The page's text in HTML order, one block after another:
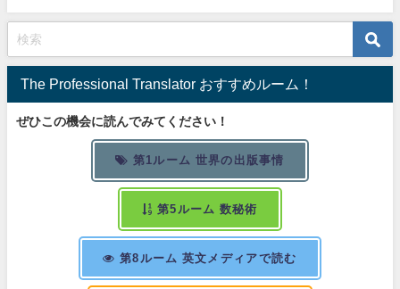
The Professional Translator おすすめルーム！
ぜひこの機会に読んでみてください！
第1ルーム 世界の出版事情
第5ルーム 数秘術
第8ルーム 英文メディアで読む